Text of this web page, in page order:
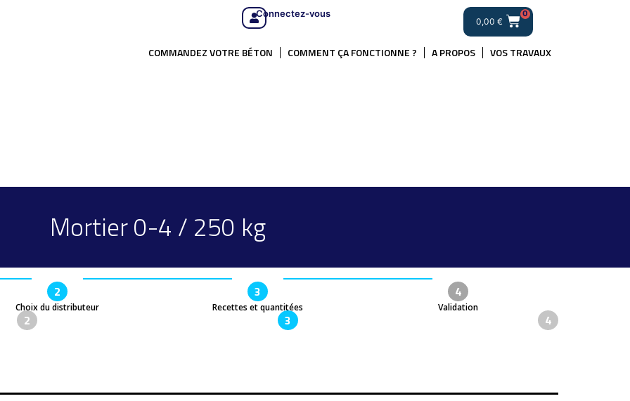
Connectez-vous
0,00 €
0
COMMANDEZ VOTRE BÉTON COMMENT ÇA FONCTIONNE ? A PROPOS VOS TRAVAUX
Mortier 0-4 / 250 kg
2
Choix du distributeur
3
Recettes et quantitées
4
Validation
2 3 4